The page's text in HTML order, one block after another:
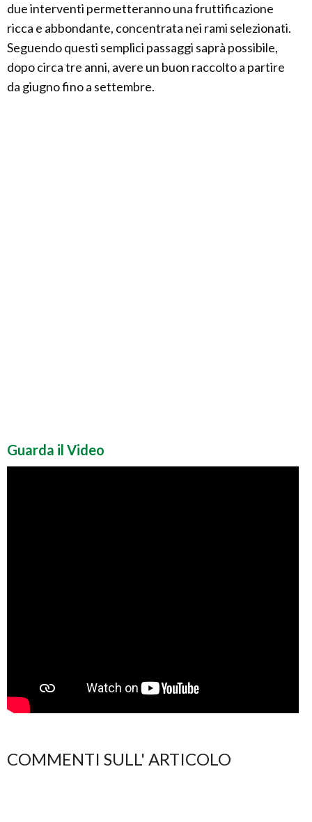
due interventi permetteranno una fruttificazione
ricca e abbondante, concentrata nei rami selezionati.
Seguendo questi semplici passaggi saprà possibile,
dopo circa tre anni, avere un buon raccolto a partire
da giugno fino a settembre.
Guarda il Video
COMMENTI SULL' ARTICOLO